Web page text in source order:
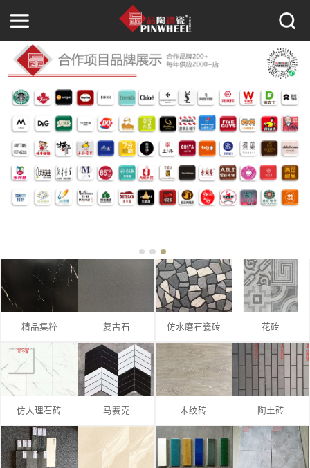
精品集粹 复古石 仿水磨石瓷砖 花砖
仿大理石砖 马赛克 木纹砖 陶土砖